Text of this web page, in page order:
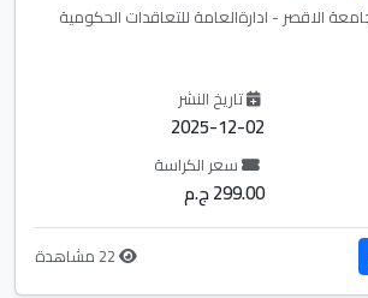
الاقصر - ادارةالعامة للتعاقدات الحكومية
تاريخ النشر
2025-12-02
سعر الكراسة
299.00 ج.م